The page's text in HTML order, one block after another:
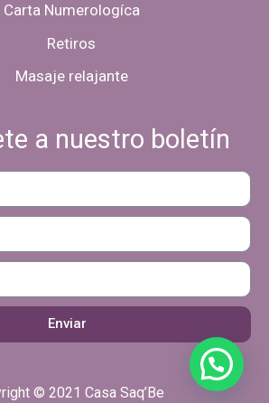
Carta Numerologíca
Retiros
Masaje relajante
a nuestro boletín
Enviar
© 2021 Casa Saq’Be